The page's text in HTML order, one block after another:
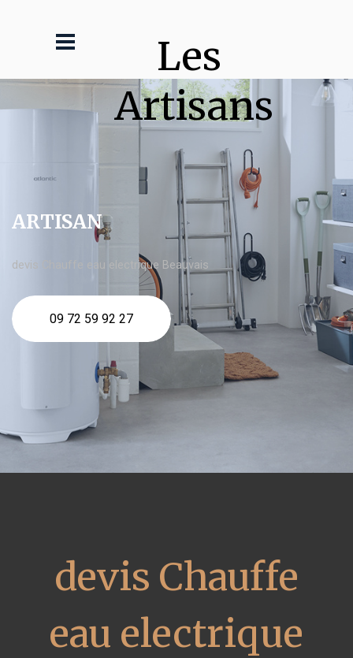
Les
Artisans
ARTISAN
devis Chauffe eau electrique Beauvais
09 72 59 92 27
devis Chauffe
eau electrique